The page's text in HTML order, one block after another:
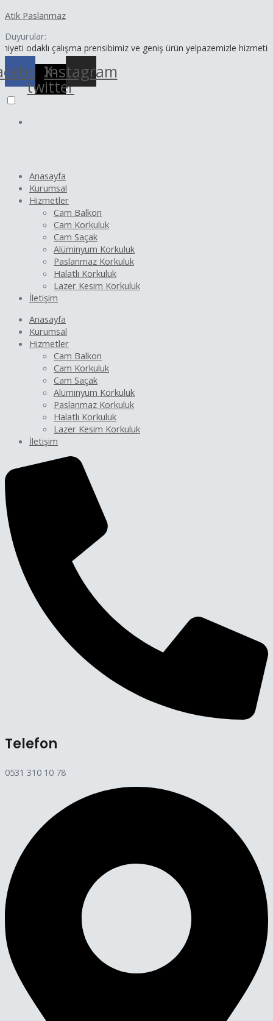
atla
Atik Paslanmaz
Duyurular:
çalışma prensibimiz ve geniş ürün yelpazemizle hizmetinizdeyiz.
X-
twitter
Instagram
Anasayfa
Kurumsal
Hizmetler
Cam Balkon
Cam Korkuluk
Cam Saçak
Alüminyum Korkuluk
Paslanmaz Korkuluk
Halatlı Korkuluk
Lazer Kesim Korkuluk
İletişim
Anasayfa
Kurumsal
Hizmetler
Cam Balkon
Cam Korkuluk
Cam Saçak
Alüminyum Korkuluk
Paslanmaz Korkuluk
Halatlı Korkuluk
Lazer Kesim Korkuluk
İletişim
Telefon
0531 310 10 78
dolaşımı